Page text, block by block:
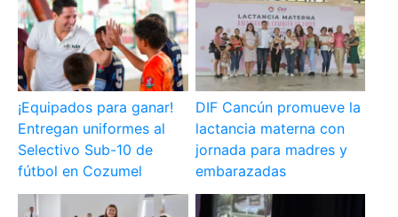
¡Equipados para ganar!
Entregan uniformes al
Selectivo Sub-10 de
fútbol en Cozumel
DIF Cancún promueve la
lactancia materna con
jornada para madres y
embarazadas